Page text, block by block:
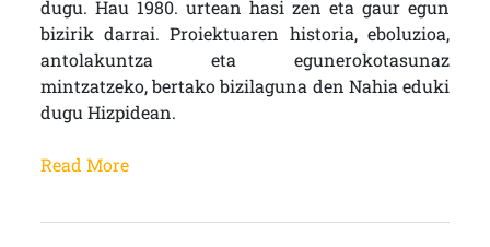
dugu. Hau 1980. urtean hasi zen eta gaur egun
bizirik darrai. Proiektuaren historia, eboluzioa,
antolakuntza eta egunerokotasunaz
mintzatzeko, bertako bizilaguna den Nahia eduki
dugu Hizpidean.
Read More